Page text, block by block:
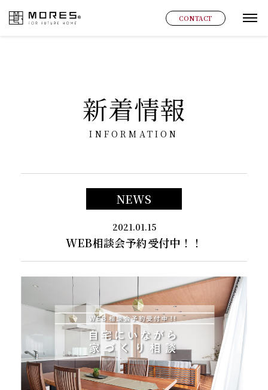
MORES CONTACT グ
新着情報
INFORMATION
NEWS
2021.01.15
WEB相談会予約受付中！！